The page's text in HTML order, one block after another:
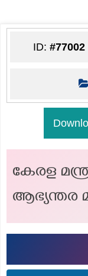
ID:#77002
കേരള
ആഭ്യന്തര